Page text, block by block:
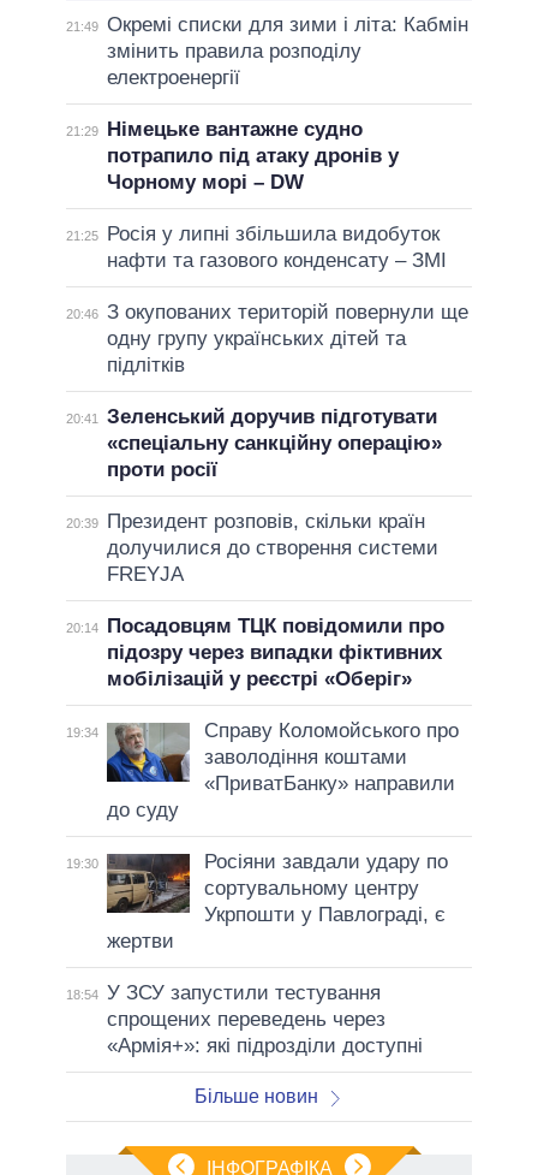
21:49 Окремі списки для зими і літа: Кабмін
змінить правила розподілу
електроенергії
21:29
Німецьке вантажне судно
потрапило під атаку дронів у
Чорному морі – DW
21:25
Росія у липні збільшила видобуток
нафти та газового конденсату – ЗМІ
20:46 З окупованих територій повернули ще
одну групу українських дітей та
підлітків
20:41
Зеленський доручив підготувати
«спеціальну санкційну операцію»
проти росії
20:39
Президент розповів, скільки країн
долучилися до створення системи
FREYJA
20:14
Посадовцям ТЦК повідомили про
підозру через випадки фіктивних
мобілізацій у реєстрі «Оберіг»
19:34
Справу Коломойського про
заволодіння коштами
«ПриватБанку» направили
до суду
19:30
Росіяни завдали удару по
сортувальному центру
Укрпошти у Павлограді, є
жертви
18:54 У ЗСУ запустили тестування
спрощених переведень через
«Армія+»: які підрозділи доступні
Більше новин
ІНФОГРАФІКА